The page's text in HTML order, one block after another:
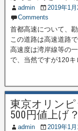
admin 2019年1月
Comments
首都高速について、
この道路は高速道路
高速度は湾岸線等の
で、当然ですが120
東京オリン
500円値上げ？
admin 2019年1月